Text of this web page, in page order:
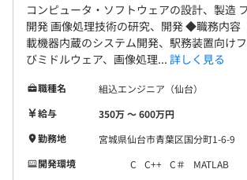
コンピュータ・ソフトウェアの設計、製造
開発 画像処理技術の研究、開発 ◆職務内容
載機器内蔵のシステム開発、駅務装置向け
びミドルウェア、画像処理... 詳しく見る
職種名
組込エンジニア（仙台）
給与
350万 〜 600万円
勤務地
宮城県仙台市青葉区国分町1-6-9
開発環境
C C++ C＃
MATLAB